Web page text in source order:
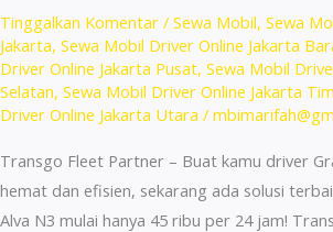
Maksimal!
Tinggalkan Komentar / Sewa Mobil, Sewa
Jakarta, Sewa Mobil Driver Online Jakarta
Driver Online Jakarta Pusat, Sewa Mobil
Selatan, Sewa Mobil Driver Online Jakarta
Driver Online Jakarta Utara /
Transgo Fleet Partner – Buat kamu driver
hemat dan efisien, sekarang ada solusi
Alva N3 mulai hanya 45 ribu per 24 jam!